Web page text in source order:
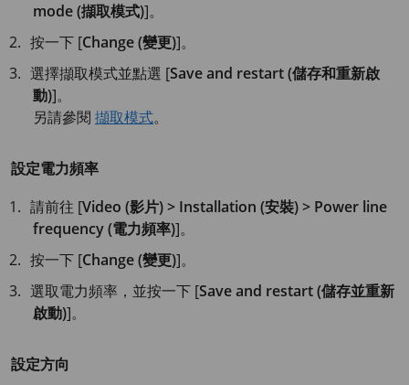
mode (擷取模式)]。
按一下 [Change (變更)]。
選擇擷取模式並點選 [Save and restart (儲存和重新啟
動)]。
另請參閱 擷取模式。
設定電力頻率
請前往 [Video (影片) > Installation (安裝) > Power line
frequency (電力頻率)]。
按一下 [Change (變更)]。
選取電力頻率，並按一下 [Save and restart (儲存並重新
啟動)]。
設定方向